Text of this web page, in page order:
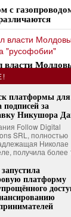
с
«русофобии»
файлов cookie
платформы для
подписей за
Никушора
Follow Digital
SRL, полностью
Николае
получила более
платформу